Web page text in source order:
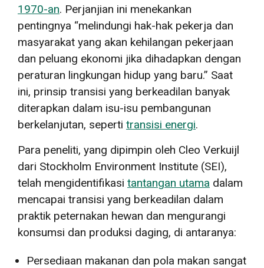
1970-an. Perjanjian ini menekankan
pentingnya “melindungi hak-hak pekerja dan
masyarakat yang akan kehilangan pekerjaan
dan peluang ekonomi jika dihadapkan dengan
peraturan lingkungan hidup yang baru.” Saat
ini, prinsip transisi yang berkeadilan banyak
diterapkan dalam isu-isu pembangunan
berkelanjutan, seperti transisi energi.
Para peneliti, yang dipimpin oleh Cleo Verkuijl
dari Stockholm Environment Institute (SEI),
telah mengidentifikasi tantangan utama dalam
mencapai transisi yang berkeadilan dalam
praktik peternakan hewan dan mengurangi
konsumsi dan produksi daging, di antaranya:
Persediaan makanan dan pola makan sangat